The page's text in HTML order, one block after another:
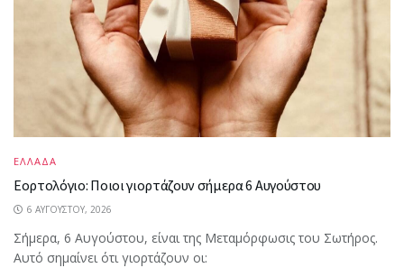
ΕΛΛΑΔΑ
Εορτολόγιο: Ποιοι γιορτάζουν σήμερα 6 Αυγούστου
6 ΑΥΓΟΎΣΤΟΥ, 2026
Σήμερα, 6 Αυγούστου, είναι της Μεταμόρφωσις του Σωτήρος.
Αυτό σημαίνει ότι γιορτάζουν οι: